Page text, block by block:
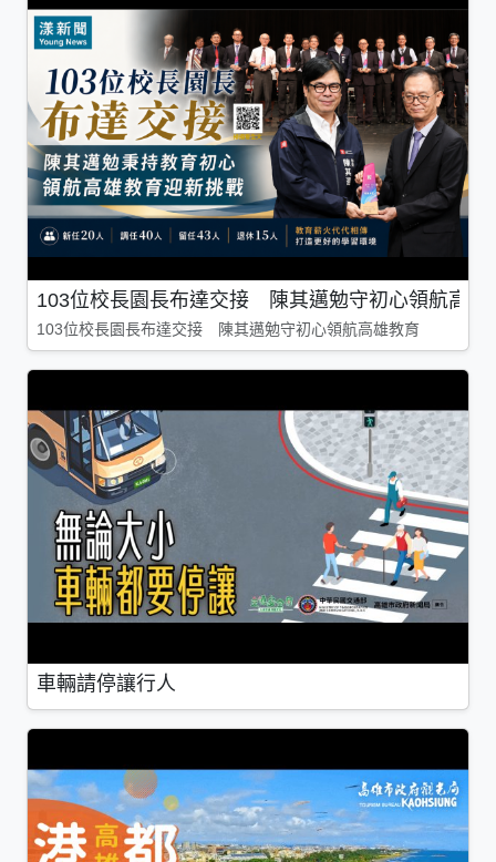
103位校長園長布達交接 陳其邁勉守初心領航高雄
103位校長園長布達交接 陳其邁勉守初心領航高雄教育
車輛請停讓行人